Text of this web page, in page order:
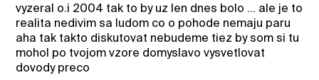
vyzeral o.i 2004 tak to by uz len dnes bolo ... ale je to
realita nedivim sa ludom co o pohode nemaju paru
aha tak takto diskutovat nebudeme tiez by som si tu
mohol po tvojom vzore domyslavo vysvetlovat
dovody preco